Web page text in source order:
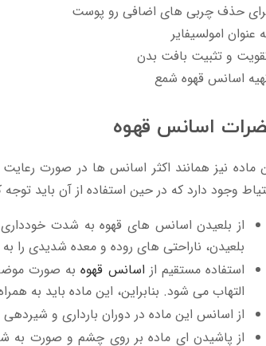
حذف چربی های اضافی رو پوست
عنوان امولسیفایر
و تثبیت بافت بدن
اسانس قهوه شمع
اسانس قهوه
ماده نیز همانند اکثر اسانس ها در صورت
وجود دارد که در حین استفاده از آن باید توجه
از بلعیدن اسانس های قهوه به شدت
بلعیدن، ناراحتی های روده و معده شدیدی را
استفاده مستقیم از اسانس قهوهبه صورت
التهاب می شود. بنابراین، این ماده باید به
از اسانس این ماده در دوران بارداری و شیردهی
از پاشیدن ای ماده بر روی چشم و صورت به